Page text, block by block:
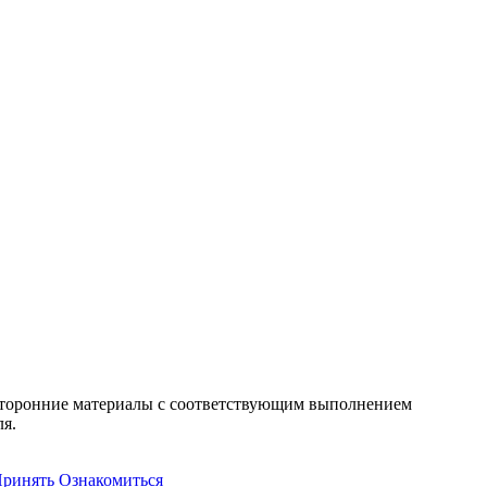
материалы с соответствующим выполнением
Ознакомиться